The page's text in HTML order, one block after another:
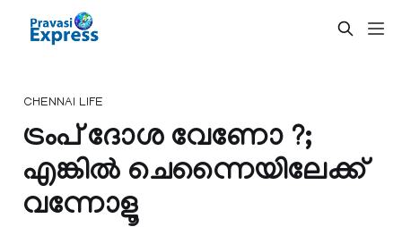
CHENNAI LIFE
ട്രംപ് ദോശ വേണോ ?;
എങ്കില്‍ ചെന്നൈയിലേക്ക്
വന്നോളൂ